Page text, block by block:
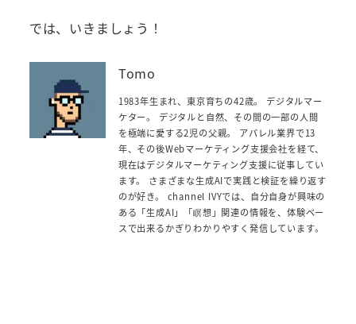
では、いきましょう！
Tomo
1983年生まれ、東京育ちの42歳。 デジタルマー
ケター。 デジタルと自然、その間の一部の人間
を極端に愛する2児の父親。 アパレル業界で13
年、その後Webマーケティング支援会社を経て、
現在はデジタルマーケティング支援に従事してい
ます。 さまざまな生成AIで実践と検証を繰り返す
のが好き。 channel IVYでは、自分自身が興味の
ある「生成AI」「瞑想」関連の情報を、体験ベー
スで出来るかぎりわかりやすく発信しています。